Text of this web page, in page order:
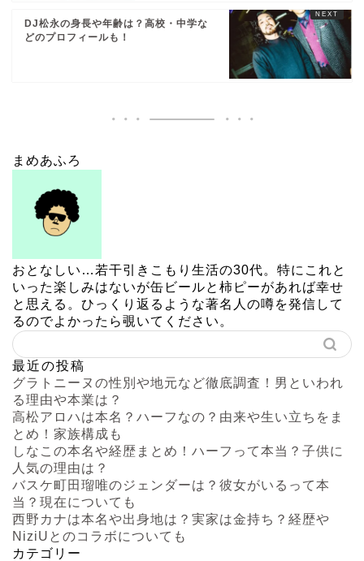
DJ松永の身長や年齢は？高校・中学な
どのプロフィールも！
まめあふろ
おとなしい…若干引きこもり生活の30代。特にこれと
いった楽しみはないが缶ビールと柿ピーがあれば幸せ
と思える。ひっくり返るような著名人の噂を発信して
るのでよかったら覗いてください。
最近の投稿
グラトニーヌの性別や地元など徹底調査！男といわれ
る理由や本業は？
高松アロハは本名？ハーフなの？由来や生い立ちをま
とめ！家族構成も
しなこの本名や経歴まとめ！ハーフって本当？子供に
人気の理由は？
バスケ町田瑠唯のジェンダーは？彼女がいるって本
当？現在についても
西野カナは本名や出身地は？実家は金持ち？経歴や
NiziUとのコラボについても
カテゴリー